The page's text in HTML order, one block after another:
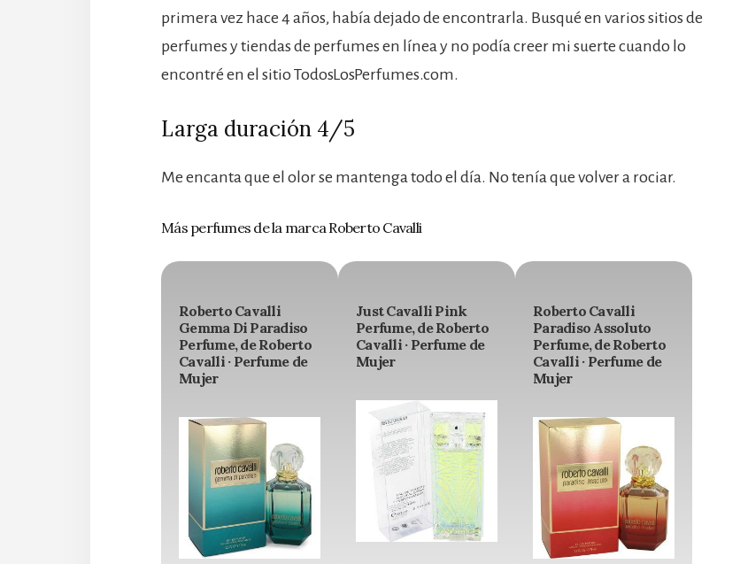
primera vez hace 4 años, había dejado de encontrarla. Busqué en varios sitios de
perfumes y tiendas de perfumes en línea y no podía creer mi suerte cuando lo
encontré en el sitio TodosLosPerfumes.com.
Larga duración 4/5
Me encanta que el olor se mantenga todo el día. No tenía que volver a rociar.
Más perfumes de la marca Roberto Cavalli
Roberto Cavalli
Gemma Di Paradiso
Perfume, de Roberto
Cavalli · Perfume de
Mujer
Just Cavalli Pink
Perfume, de Roberto
Cavalli · Perfume de
Mujer
Roberto Cavalli
Paradiso Assoluto
Perfume, de Roberto
Cavalli · Perfume de
Mujer